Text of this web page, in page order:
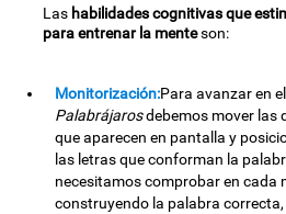
Las habilidades cognitivas que
para entrenar la menteson:
Monitorización:Para avanzar en
Palabrájarosdebemos mover las
que aparecen en pantalla y
las letras que conforman la
necesitamos comprobar en cada
construyendo la palabra